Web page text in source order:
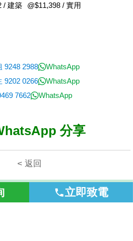
/ 建築
@$11,398 / 實用
9248 2988
WhatsApp
9202 0266
WhatsApp
7662
WhatsApp
分享
< 返回
立即致電
考用途。若因錯漏而引致任何不便或損
富裕地產概不負責。